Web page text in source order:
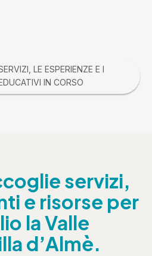
LE ESPERIENZE E I
IN CORSO
servizi,
e risorse per
la Valle
d’Almè.